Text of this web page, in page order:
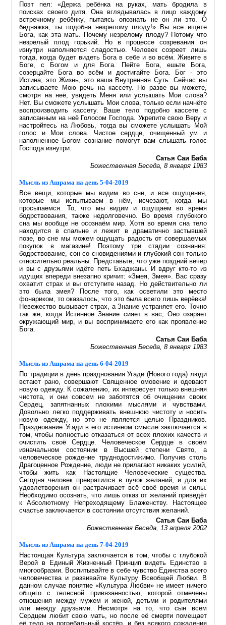
Поэт пел: «Держа ребёнка на руках, мать бродила в
поисках своего дитя. Она вглядывалась в лицо каждому
встречному ребёнку, пытаясь опознать не он ли это. О
бедняжка, ты подобна незрелому плоду!» Вы все ищете
Бога, как эта мать. Почему незрелому плоду? Потому что
незрелый плод горький. Но в процессе созревания он
изнутри наполняется сладостью. Человек созреет лишь
тогда, когда будет видеть Бога в себе и во всём. Живите в
Боге, с Богом и для Бога. Пейте Бога, ешьте Бога,
созерцайте Бога во всём и достигайте Бога. Бог - это
Истина, это Жизнь, это ваша Внутренняя Суть. Сейчас вы
записываете Мою речь на кассету. Но разве вы можете,
смотря на неё, увидеть Меня или услышать Мои слова?
Нет. Вы сможете услышать Мои слова, только если начнёте
воспроизводить кассету. Ваше тело подобно кассете с
записанным на неё Голосом Господа. Укрепите свою Веру и
настройтесь на Любовь, тогда вы сможете услышать Мой
голос и Мои слова. Чистое сердце, очищенный ум и
наполненное Богом сознание помогут вам слышать голос
Господа изнутри.
Сатья Саи Баба
Божественная Беседа, 8 января 1983
Мысль из Ашрама на день 5-04-2019
Все вещи, которые мы видим во сне, и все ощущения,
которые мы испытываем в нём, исчезают, когда мы
просыпаемся. То, что мы видим и ощущаем во время
бодрствования, также недолговечно. Во время глубокого
сна мы вообще не осознаём мир. Хотя во время сна тело
находится в спальне и лежит в драматично застывшей
позе, во сне мы можем ощущать радость от совершаемых
покупок в магазине! Поэтому три стадии сознания:
бодрствование, сон со сновидениями и глубокий сон только
относительно реальны. Представьте, что уже поздний вечер
и вы с друзьями идёте петь Бхаджаны. И вдруг кто-то из
идущих впереди внезапно кричит: «Змея, Змея». Вас сразу
охватит страх и вы отступите назад. Но действительно ли
это была змея? После того, как осветили это место
фонариком, то оказалось, что это была всего лишь верёвка!
Невежество вызывает страх, а Знание устраняет его. Точно
так же, когда Истинное Знание сияет в вас, Оно озаряет
окружающий мир, и вы воспринимаете его как проявление
Бога.
Сатья Саи Баба
Божественная Беседа, 8 января 1983
Мысль из Ашрама на день 6-04-2019
По традиции в день празднования Угади (Нового года) люди
встают рано, совершают Священное омовение и одевают
новую одежду. К сожалению, их интересует только внешняя
чистота, и они совсем не заботятся об очищении своих
Сердец, запятнанных плохими мыслями и чувствами.
Довольно легко поддерживать внешнюю чистоту и носить
новую одежду, но это не является целью Праздников.
Празднование Угади в его истинном смысле заключается в
том, чтобы полностью отказаться от всех плохих качеств и
очистить своё Сердце. Человеческое Сердце в своём
изначальном состоянии в Высшей степени Свято, а
человеческое рождение труднодостижимо. Получив столь
Драгоценное Рождение, люди не прилагают никаких усилий,
чтобы жить как Настоящие Человеческие существа.
Сегодня человек превратился в пучок желаний, и для их
удовлетворения он растрачивает всё своё время и силы.
Необходимо осознать, что лишь отказ от желаний приведёт
к Абсолютному Непреходящему Блаженству. Настоящее
счастье заключается в состоянии отсутствия желаний.
Сатья Саи Баба
Божественная Беседа, 13 апреля 2002
Мысль из Ашрама на день 7-04-2019
Настоящая Культура заключается в том, чтобы с глубокой
Верой в Единый Жизненный Принцип видеть Единство в
многообразии. Воспитывайте в себе чувство Единства всего
человечества и развивайте Культуру Всеобщей Любви. В
данном случае понятие «Культура Любви» не имеет ничего
общего с телесной привязанностью, которой отмечены
отношения между мужем и женой, детьми и родителями
или между друзьями. Несмотря на то, что сын всем
Сердцем любит свою мать, но после её смерти помещает
её тело на погребальный костёр, и без всякого сожаления